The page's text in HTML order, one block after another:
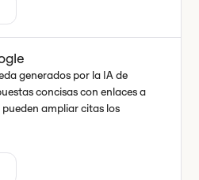
generados por la IA de
concisas con enlaces a
ampliar citas los